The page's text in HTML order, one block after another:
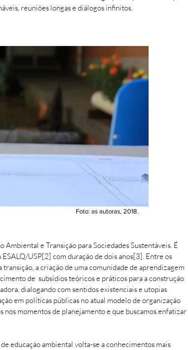
reuniões longas e diálogos infinitos.
Foto: as autoras, 2018.
e Transição para Sociedades Sustentáveis. É
USP[2] com duração de dois anos[3]. Entre os
a criação de uma comunidade de aprendizagem
de subsídios teóricos e práticos para a construção
dialogando com sentidos existenciais e utopias
em políticas públicas no atual modelo de organização
nos momentos de planejamento e que buscamos enfatizar
educação ambiental volta-se a conhecimentos mais